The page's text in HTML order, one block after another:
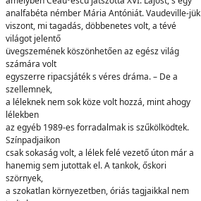
analfabéta némber Mária Antóniát. Vaudeville-jük
viszont, mi tagadás, döbbenetes volt, a tévé
világot jelentő
üvegszemének köszönhetően az egész világ
számára volt
egyszerre ripacsjáték s véres dráma. – De a
szellemnek,
a léleknek nem sok köze volt hozzá, mint ahogy
lélekben
az egyéb 1989-es forradalmak is szűkölködtek.
Színpadjaikon
csak sokaság volt, a lélek felé vezető úton már a
hanemig sem jutottak el. A tankok, őskori
szörnyek,
a szokatlan környezetben, óriás tagjaikkal nem